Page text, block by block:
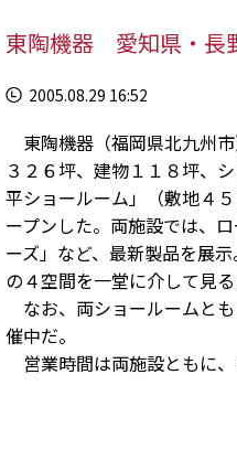
東陶機器 愛知県・長
2005.08.29 16:52
東陶機器（福岡県北九州
３２６坪、建物１１８坪、
平ショールーム」（敷地４
ープンした。両施設では、
ーズ」など、最新製品を展
の４空間を一堂に介して見る
なお、両ショールームと
催中だ。
営業時間は両施設ともに